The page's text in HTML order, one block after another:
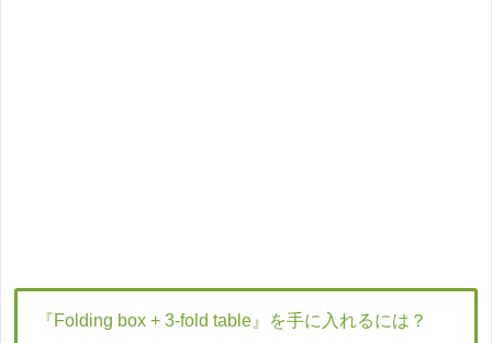
『Folding box + 3-fold table』を手に入れるには？